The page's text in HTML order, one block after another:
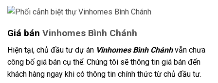
Giá bán Vinhomes Bình Chánh
Hiện tại, chủ đầu tư dự án Vinhomes Bình Chánhvẫn chưa
công bố giá bán cụ thể. Chúng tôi sẽ thông tin giá bán đến
khách hàng ngay khi có thông tin chính thức từ chủ đầu tư.